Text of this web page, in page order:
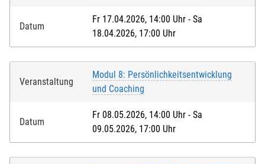
Datum
Fr 17.04.2026, 14:00 Uhr - Sa
18.04.2026, 17:00 Uhr
Veranstaltung
Modul 8: Persönlichkeitsentwicklung
und Coaching
Datum
Fr 08.05.2026, 14:00 Uhr - Sa
09.05.2026, 17:00 Uhr